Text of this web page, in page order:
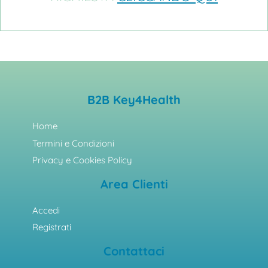
B2B Key4Health
Home
Termini e Condizioni
Privacy e Cookies Policy
Area Clienti
Accedi
Registrati
Contattaci